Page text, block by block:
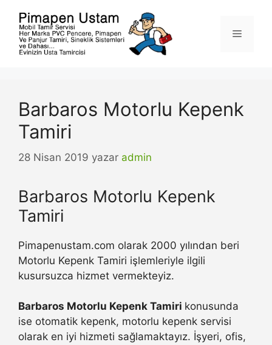
Menü
Barbaros Motorlu Kepenk
Tamiri
28 Nisan 2019 yazar admin
Barbaros Motorlu Kepenk
Tamiri
Pimapenustam.com olarak 2000 yılından beri
Motorlu Kepenk Tamiri işlemleriyle ilgili
kusursuzca hizmet vermekteyiz.
Barbaros Motorlu Kepenk Tamiri konusunda
ise otomatik kepenk, motorlu kepenk servisi
olarak en iyi hizmeti sağlamaktayız. İşyeri, ofis,